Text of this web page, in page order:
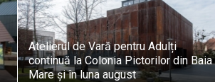
Atelierul de Vară pentru Adulți
continuă la Colonia Pictorilor din Baia
Mare și în luna august